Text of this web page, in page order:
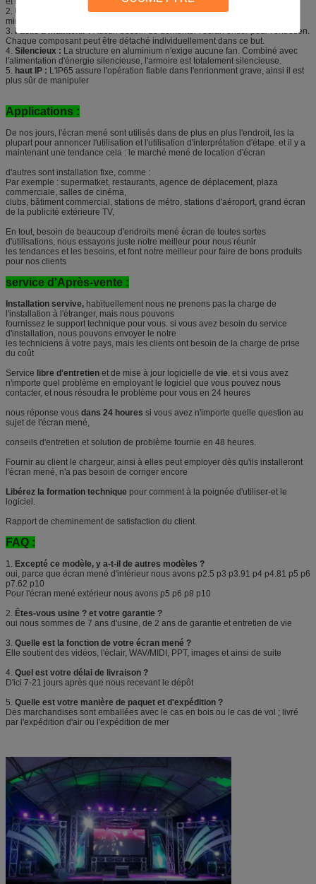
2. Ultra mince :
l'armoire pour l'écran p4 mené par location d'intérieur est
mince, ainsi il est beau et facile au démontage et au transport
3. Facile à maintenir :Aucun besoin de démonter l'écran entier pour l'entretien.
Chaque composant peut être détaché individuellement dans ce but.
4. Silencieux : La structure en aluminium n'exige aucune fan. Combiné avec
l'alimentation d'énergie silencieuse, l'armoire est totalement silencieuse.
5. haut IP : L'IP65 assure l'opération fiable dans l'enrionment grave, ainsi il est
plus sûr de manipuler
Applications :
De nos jours, l'écran mené sont utilisés dans de plus en plus l'endroit, les la
plupart pour annoncer l'utilisation et l'utilisation d'interprétation d'étape. et il y a
maintenant une tendance cela : le marché mené de location d'écran
d'autres sont installation fixe, comme :
Par exemple : supermatket, restaurants, agence de déplacement, plaza
commerciale, salles de cinéma,
clubs, bâtiment commercial, stations de métro, stations d'aéroport, grand écran
de la publicité extérieure TV,
En tout, besoin de beaucoup d'endroits mené écran de toutes sortes
d'utilisations, nous essayons juste notre meilleur pour nous réunir
les tendances et les besoins, et font notre meilleur pour faire de bons produits
pour nos clients
service d'Après-vente :
Installation servive, habituellement nous ne prenons pas la charge de
l'installation à l'étranger, mais nous pouvons
fournissez le support technique pour vous. si vous avez besoin du service
d'installation, nous pouvons envoyer le notre
les techniciens à votre pays, mais les clients ont besoin de la charge de prise
du coût
Service libre d'entretien et de mise à jour logicielle de vie. et si vous avez
n'importe quel problème en employant le logiciel que vous pouvez nous
contacter, et nous résoudra le problème pour vous en 24 heures
nous réponse vous dans 24 houres si vous avez n'importe quelle question au
sujet de l'écran mené,
conseils d'entretien et solution de problème fournie en 48 heures.
Fournir au client le chargeur, ainsi à elles peut employer dès qu'ils installeront
l'écran mené, n'a pas besoin de corriger encore
Libérez la formation technique pour comment à la poignée d'utiliser-et le
logiciel.
Rapport de cheminement de satisfaction du client.
FAQ :
1. Excepté ce modèle, y a-t-il de autres modèles ?
oui, parce que écran mené d'intérieur nous avons p2.5 p3 p3.91 p4 p4.81 p5 p6
p7.62 p10
Pour l'écran mené extérieur nous avons p5 p6 p8 p10
2. Êtes-vous usine ? et votre garantie ?
oui nous sommes de 7 ans d'usine, de 2 ans de garantie et entretien de vie
3. Quelle est la fonction de votre écran mené ?
Elle soutient des vidéos, l'éclair, WAV/MIDI, PPT, images et ainsi de suite
4. Quel est votre délai de livraison ?
D'ici 7-21 jours après que nous recevant le dépôt
5. Quelle est votre manière de paquet et d'expédition ?
Des marchandises sont emballées avec le cas en bois ou le cas de vol ; livré
par l'expédition d'air ou l'expédition de mer